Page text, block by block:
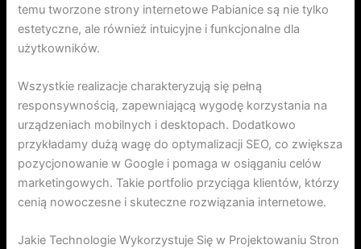
temu tworzone strony internetowe Pabianice są nie tylko
estetyczne, ale również intuicyjne i funkcjonalne dla
użytkowników.
Wszystkie realizacje charakteryzują się pełną
responsywnością, zapewniającą wygodę korzystania na
urządzeniach mobilnych i desktopach. Dodatkowo
przykładamy dużą wagę do optymalizacji SEO, co zwiększa
pozycjonowanie w Google i pomaga w osiąganiu celów
marketingowych. Takie portfolio przyciąga klientów, którzy
cenią nowoczesne i skuteczne rozwiązania internetowe.
Jakie Technologie Wykorzystuje Się w Projektowaniu Stron